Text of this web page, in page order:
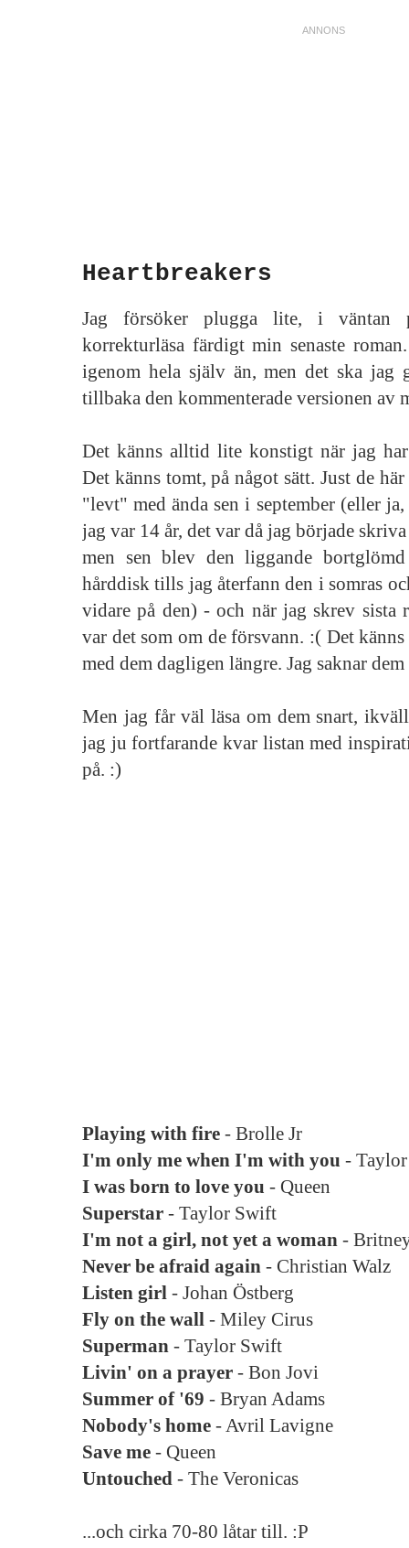
Heartbreakers
Jag försöker plugga lite, i
korrekturläsa färdigt min senaste
igenom hela själv än, men det ska jag
tillbaka den kommenterade versionen av
Det känns alltid lite konstigt när jag
Det känns tomt, på något sätt. Just de
"levt" med ända sen i september (eller
jag var 14 år, det var då jag började
men sen blev den liggande
hårddisk tills jag återfann den i somras
vidare på den) - och när jag skrev sista
var det som om de försvann. :( Det
med dem dagligen längre. Jag saknar
Men jag får väl läsa om dem snart,
jag ju fortfarande kvar listan med
på. :)
Playing with fire - Brolle Jr
I'm only me when I'm with you -
I was born to love you - Queen
Superstar - Taylor Swift
I'm not a girl, not yet a woman -
Never be afraid again - Christian Walz
Listen girl - Johan Östberg
Fly on the wall - Miley Cirus
Superman - Taylor Swift
Livin' on a prayer - Bon Jovi
Summer of '69 - Bryan Adams
Nobody's home - Avril Lavigne
Save me - Queen
Untouched - The Veronicas
...och cirka 70-80 låtar till. :P